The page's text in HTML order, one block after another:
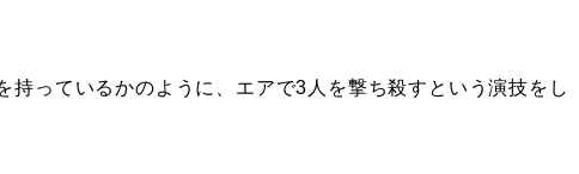
持っているかのように、エアで3人を撃ち殺すという演技をし